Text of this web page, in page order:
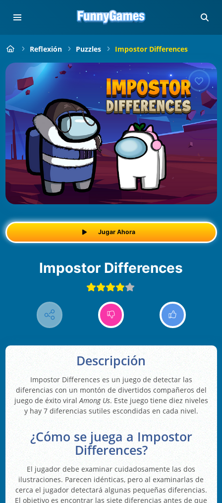
Reflexión Puzzles Impostor Differences
Jugar Ahora
Impostor Differences
Descripción
Impostor Differences es un juego de detectar las
diferencias con un montón de divertidos compañeros del
juego de éxito viralAmong Us. Este juego tiene diez niveles
y hay 7 diferencias sutiles escondidas en cada nivel.
¿Cómo se juega a Impostor
Differences?
El jugador debe examinar cuidadosamente las dos
ilustraciones. Parecen idénticas, pero al examinarlas de
cerca el jugador detectará algunas pequeñas diferencias.
El objetivo es encontrar las siete diferencias antes de que